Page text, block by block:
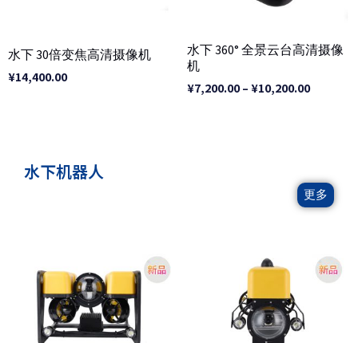
水下 30倍变焦高清摄像机
¥14,400.00
水下 360° 全景云台高清摄像
机
¥7,200.00–¥10,200.00
水下机器人
更多
范
围：
¥38,800.00
至
¥42,800.00
范
围：